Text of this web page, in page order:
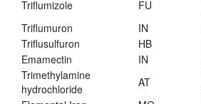
Triflumizole
FU
Triflumuron
IN
Triflusulfuron
HB
Emamectin
IN
Trimethylamine
hydrochloride
AT